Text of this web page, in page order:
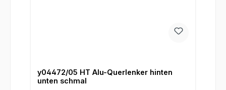
y04472/05 HT Alu-Querlenker hinten
unten schmal